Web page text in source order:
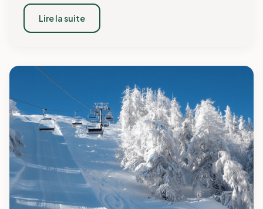
Lire la suite